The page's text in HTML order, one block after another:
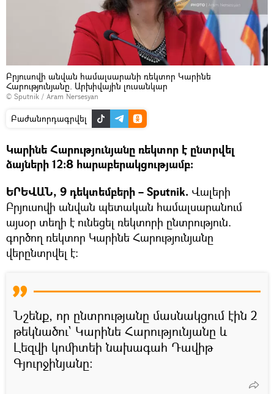
Բրյուսովի անվան համալսարանի ռեկտոր Կարինե
Հարությունյանը. Արխիվային լուսանկար
© Sputnik / Aram Nersesyan
Բաժանորդագրվել
Կարինե Հարությունյանը ռեկտոր է ընտրվել
ձայների 12:8 հարաբերակցությամբ։
ԵՐԵՎԱՆ, 9 դեկտեմբերի – Sputnik. Վալերի
Բրյուսովի անվան պետական համալսարանում
այսօր տեղի է ունեցել ռեկտորի ընտրություն.
գործող ռեկտոր Կարինե Հարությունյանը
վերընտրվել է։
Նշենք, որ ընտրությանը մասնակցում էին 2
թեկնածու` Կարինե Հարությունյանը և
Լեզվի կոմիտեի նախագահ Դավիթ
Գյուրջինյանը: